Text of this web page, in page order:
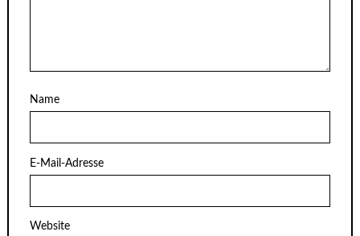
Name
E-Mail-Adresse
Website